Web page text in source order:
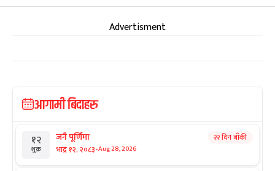
Advertisment
आगामी बिदाहरु
१२
शुक्र
जनै पूर्णिमा
भाद्र १२, २०८३-Aug 28, 2026
२२ दिन बाँकी